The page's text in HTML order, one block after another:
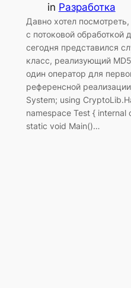
in Разработка
Давно хотел
с потоковой обработкой
сегодня представился
класс, реализующий
один оператор для
референсной
System; using
namespace Test { internal
static void Main()…